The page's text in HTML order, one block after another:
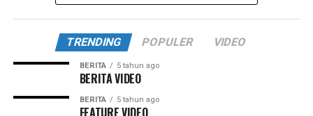
TRENDING POPULER VIDEO
BERITA 5 tahun ago
BERITA VIDEO
BERITA 5 tahun ago
FEATURE VIDEO